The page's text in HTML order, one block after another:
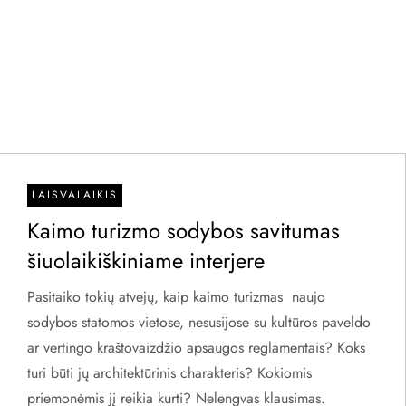
LAISVALAIKIS
Kaimo turizmo sodybos savitumas
šiuolaikiškiniame interjere
Pasitaiko tokių atvejų, kaip kaimo turizmas naujo
sodybos statomos vietose, nesusijose su kultūros paveldo
ar vertingo kraštovaizdžio apsaugos reglamentais? Koks
turi būti jų architektūrinis charakteris? Kokiomis
priemonėmis jį reikia kurti? Nelengvas klausimas.